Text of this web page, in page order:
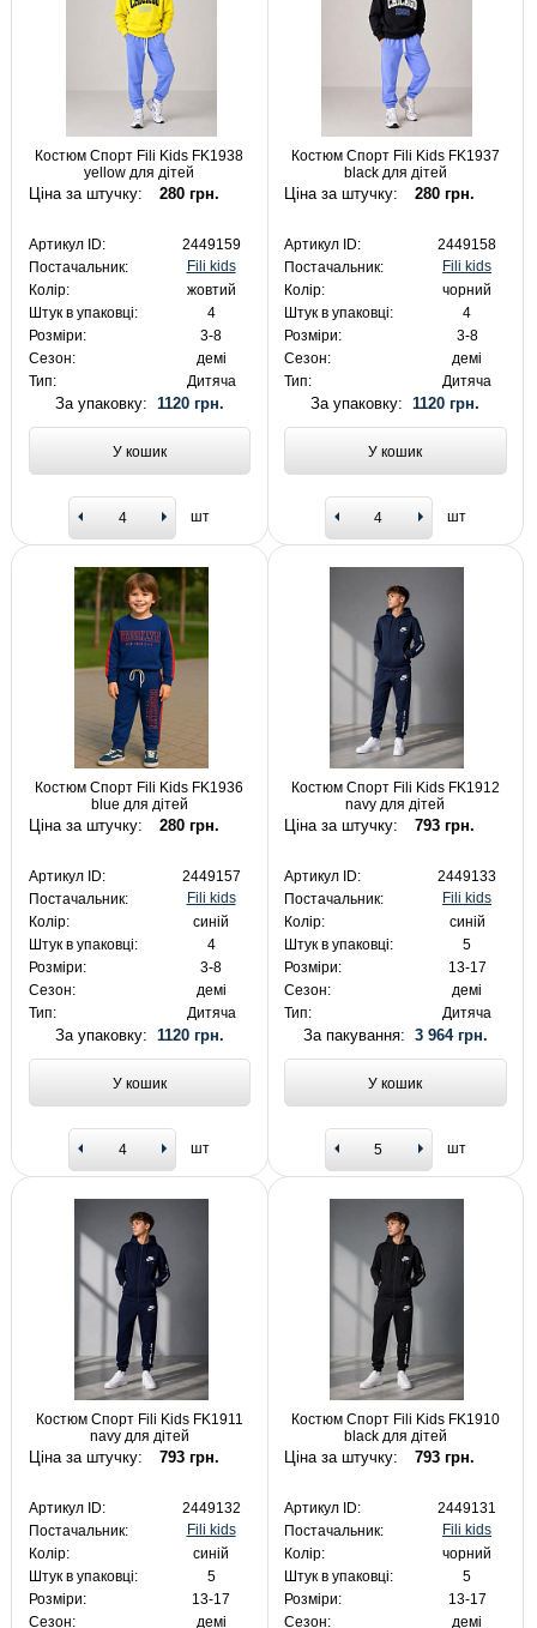
Костюм Спорт Fili Kids FK1938
yellow для дітей
Ціна за штучку: 280 грн.
Артикул ID:
2449159
Постачальник:
Fili kids
Колір:
жовтий
Штук в упаковці:
4
Розміри:
3-8
Сезон:
демі
Тип:
Дитяча
За упаковку: 1120 грн.
У кошик
шт
Костюм Спорт Fili Kids FK1937
black для дітей
Ціна за штучку: 280 грн.
Артикул ID:
2449158
Постачальник:
Fili kids
Колір:
чорний
Штук в упаковці:
4
Розміри:
3-8
Сезон:
демі
Тип:
Дитяча
За упаковку:1120 грн.
У кошик
шт
Костюм Спорт Fili Kids FK1936
blue для дітей
Ціна за штучку: 280 грн.
Артикул ID:
2449157
Постачальник:
Fili kids
Колір:
синій
Штук в упаковці:
4
Розміри:
3-8
Сезон:
демі
Тип:
Дитяча
За упаковку: 1120 грн.
У кошик
шт
Костюм Спорт Fili Kids FK1912
navy для дітей
Ціна за штучку: 793 грн.
Артикул ID:
2449133
Постачальник:
Fili kids
Колір:
синій
Штук в упаковці:
5
Розміри:
13-17
Сезон:
демі
Тип:
Дитяча
За пакування: 3 964 грн.
У кошик
шт
Костюм Спорт Fili Kids FK1911
navy для дітей
Ціна за штучку: 793 грн.
Артикул ID:
2449132
Постачальник:
Fili kids
Колір:
синій
Штук в упаковці:
5
Розміри:
13-17
Сезон:
демі
Костюм Спорт Fili Kids FK1910
black для дітей
Ціна за штучку: 793 грн.
Артикул ID:
2449131
Постачальник:
Fili kids
Колір:
чорний
Штук в упаковці:
5
Розміри:
13-17
Сезон:
демі